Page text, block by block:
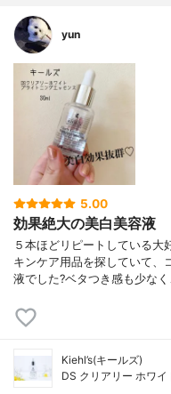
yun
5.00
効果絶大の美白美容液
５本ほどリピートしている大
キンケア用品を探していて、
液でした?ベタつき感も少な
Kiehl’s(キールズ)
DS クリアリー ホワ